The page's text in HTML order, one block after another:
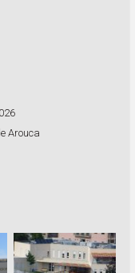
Arouca